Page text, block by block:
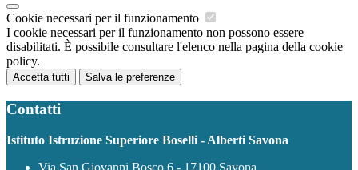
Cookie necessari per il funzionamento
I cookie necessari per il funzionamento non possono essere
disabilitati. È possibile consultare l'elenco nella pagina della cookie
policy.
Accetta tutti Salva le preferenze
Contatti
Istituto Istruzione Superiore Boselli - Alberti Savona
Via San Giovanni Bosco 6 - 17100 Savona